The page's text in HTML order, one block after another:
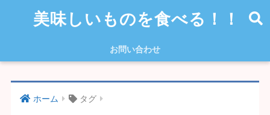
美味しいものを食べる！！
お問い合わせ
ホーム タグ